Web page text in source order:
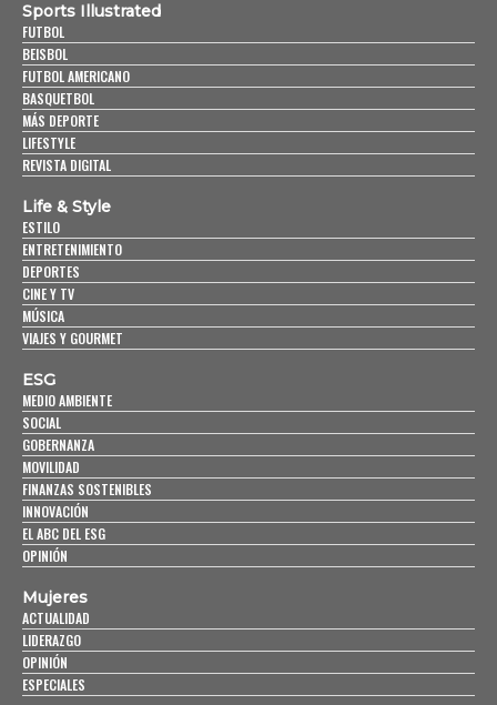
Sports Illustrated
FUTBOL
BEISBOL
FUTBOL AMERICANO
BASQUETBOL
MÁS DEPORTE
LIFESTYLE
REVISTA DIGITAL
Life & Style
ESTILO
ENTRETENIMIENTO
DEPORTES
CINE Y TV
MÚSICA
VIAJES Y GOURMET
ESG
MEDIO AMBIENTE
SOCIAL
GOBERNANZA
MOVILIDAD
FINANZAS SOSTENIBLES
INNOVACIÓN
EL ABC DEL ESG
OPINIÓN
Mujeres
ACTUALIDAD
LIDERAZGO
OPINIÓN
ESPECIALES